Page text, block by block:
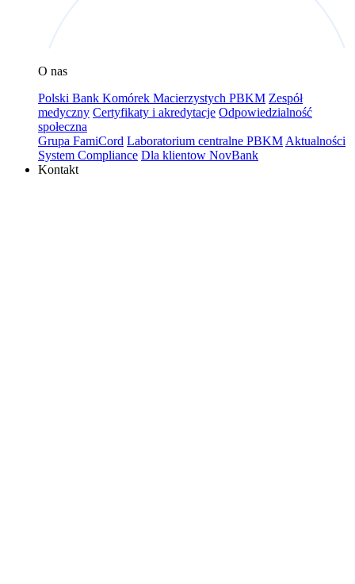
O nas
Polski Bank Komórek Macierzystych PBKM Zespół
medyczny Certyfikaty i akredytacje Odpowiedzialność
społeczna
Grupa FamiCord Laboratorium centralne PBKM Aktualności
System Compliance Dla klientow NovBank
Kontakt